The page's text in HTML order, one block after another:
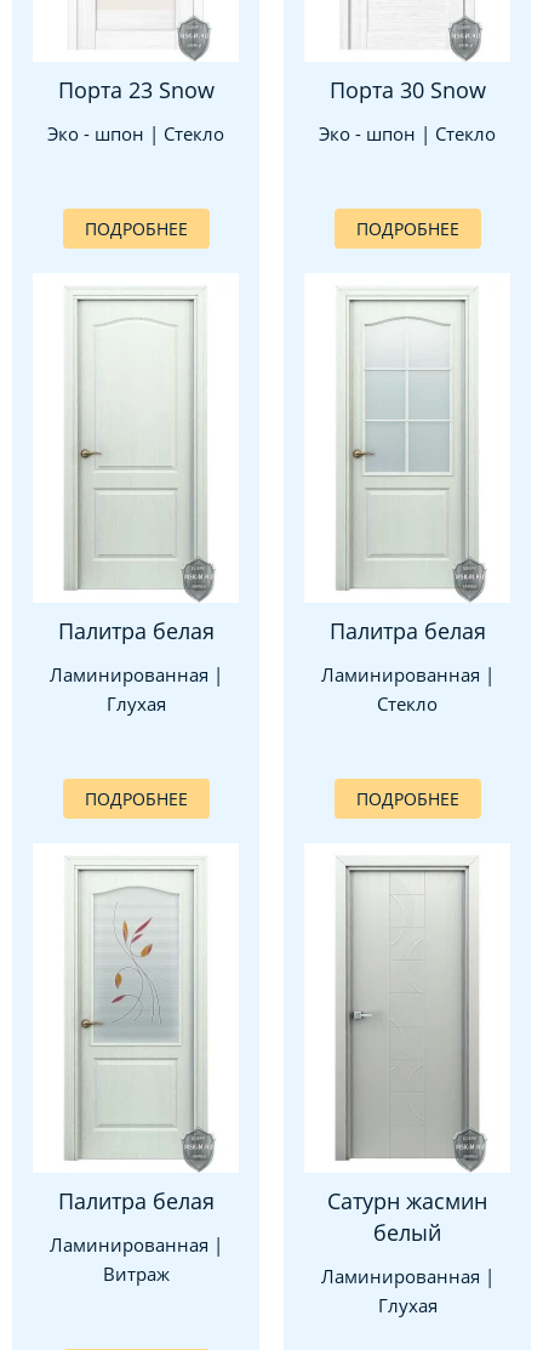
Порта 23 Snow
Эко - шпон | Стекло
ПОДРОБНЕЕ
Порта 30 Snow
Эко - шпон | Стекло
ПОДРОБНЕЕ
Палитра белая
Ламинированная |
Глухая
ПОДРОБНЕЕ
Палитра белая
Ламинированная |
Стекло
ПОДРОБНЕЕ
Палитра белая
Ламинированная |
Витраж
Сатурн жасмин
белый
Ламинированная |
Глухая